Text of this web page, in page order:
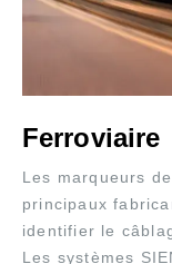
Ferroviaire
Les marqueurs
principaux
identifier le
Les systèmes